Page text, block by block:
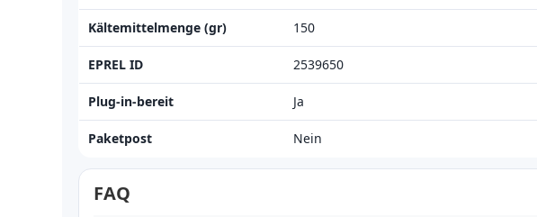
Kältemittelmenge (gr) 150
EPREL ID 2539650
Plug-in-bereit Ja
Paketpost Nein
FAQ